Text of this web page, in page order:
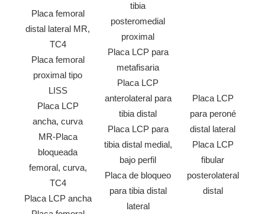
Placa femoral
distal lateral MR,
TC4
Placa femoral
proximal tipo
LISS
Placa LCP
ancha, curva
MR-Placa
bloqueada
femoral, curva,
TC4
Placa LCP ancha
tibia
posteromedial
proximal
Placa LCP para
metafisaria
Placa LCP
anterolateral para
tibia distal
Placa LCP para
tibia distal medial,
bajo perfil
Placa de bloqueo
para tibia distal
lateral
Placa LCP
para peroné
distal lateral
Placa LCP
fibular
posterolateral
distal